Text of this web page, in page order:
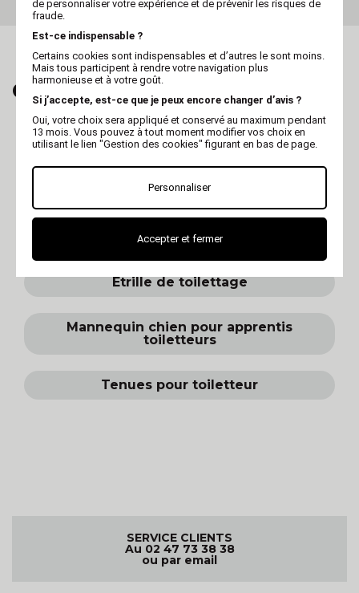
CRAQUEZ AUSSI POUR...
Brosse de toilettage
Carde de toilettage
Coupe-griffe
Etrille de toilettage
Mannequin chien pour apprentis
toiletteurs
Tenues pour toiletteur
SERVICE CLIENTS
Au 02 47 73 38 38
ou par email
de personnaliser votre expérience et de prévenir les risques de
fraude.
Est-ce indispensable ?
Certains cookies sont indispensables et d’autres le sont moins.
Mais tous participent à rendre votre navigation plus
harmonieuse et à votre goût.
Si j’accepte, est-ce que je peux encore changer d’avis ?
Oui, votre choix sera appliqué et conservé au maximum pendant
13 mois. Vous pouvez à tout moment modifier vos choix en
utilisant le lien "Gestion des cookies" figurant en bas de page.
Personnaliser
Accepter et fermer